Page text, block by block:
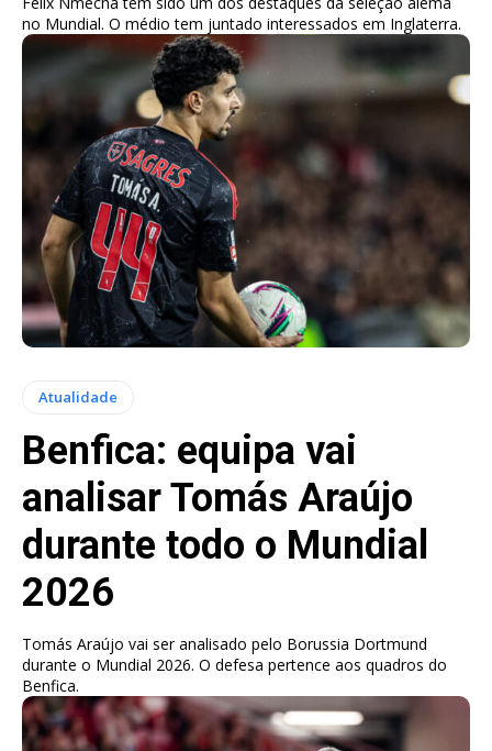
no Mundial. O médio tem juntado interessados em Inglaterra.
Atualidade
Benfica: equipa vai
analisar Tomás Araújo
durante todo o Mundial
2026
Tomás Araújo vai ser analisado pelo Borussia Dortmund
durante o Mundial 2026. O defesa pertence aos quadros do
Benfica.